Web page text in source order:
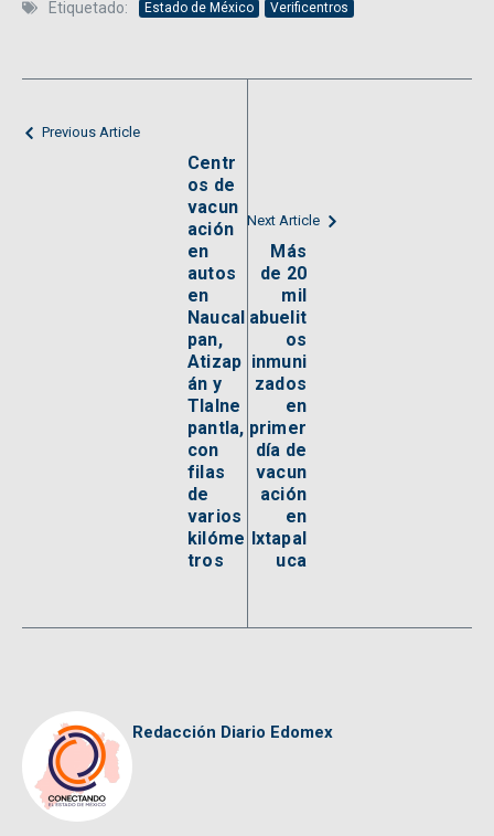
Etiquetado: Estado de México Verificentros
Previous Article
Centr
os de
vacun
ación
en
autos
en
Naucal
pan,
Atizap
án y
Tlalne
pantla,
con
filas
de
varios
kilóme
tros
Next Article
Más
de 20
mil
abuelit
os
inmuni
zados
en
primer
día de
vacun
ación
en
Ixtapal
uca
Redacción Diario Edomex